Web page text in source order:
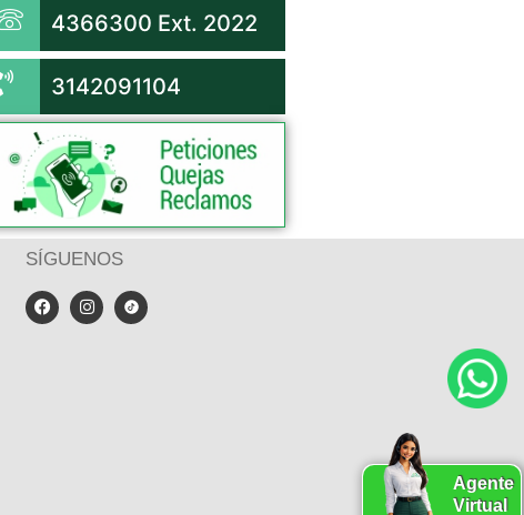
4366300 Ext. 2022
3142091104
SÍGUENOS
Agente
Virtual